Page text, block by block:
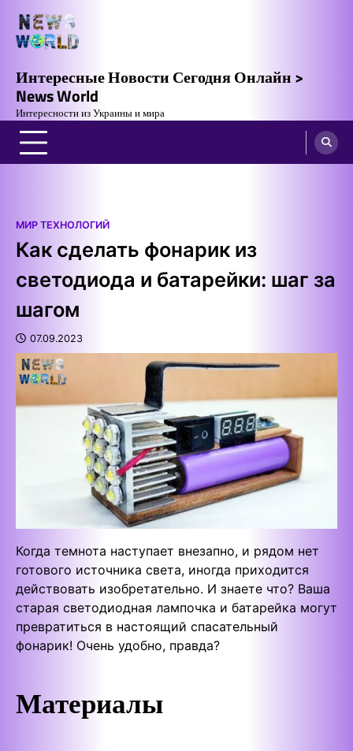
content
Интересные Новости Сегодня Онлайн >
News World
Интересности из Украины и мира
МИР ТЕХНОЛОГИЙ
Как сделать фонарик из
светодиода и батарейки: шаг за
шагом
07.09.2023
Когда темнота наступает внезапно, и рядом нет
готового источника света, иногда приходится
действовать изобретательно. И знаете что? Ваша
старая светодиодная лампочка и батарейка могут
превратиться в настоящий спасательный
фонарик! Очень удобно, правда?
Материалы